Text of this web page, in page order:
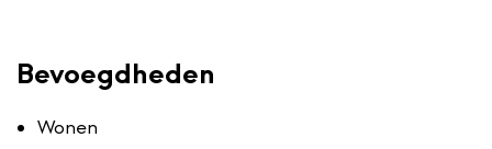
​Bevoegdheden
Wonen